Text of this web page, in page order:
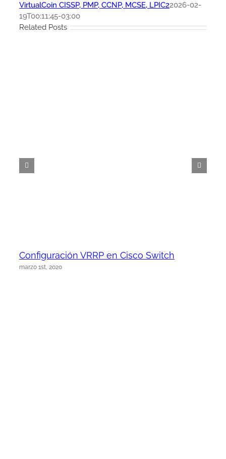
VirtualCoin CISSP, PMP, CCNP, MCSE, LPIC22026-02-
19T00:11:45-03:00
Related Posts
Configuración VRRP en Cisco Switch
marzo 1st, 2020